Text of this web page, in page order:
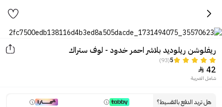
ريفلوشن ريلوديد بلاشر احمر خدود - لوف ستراك
5
(93)
42

شامل الضريبة
هل تريد الدفع بالتقسيط؟